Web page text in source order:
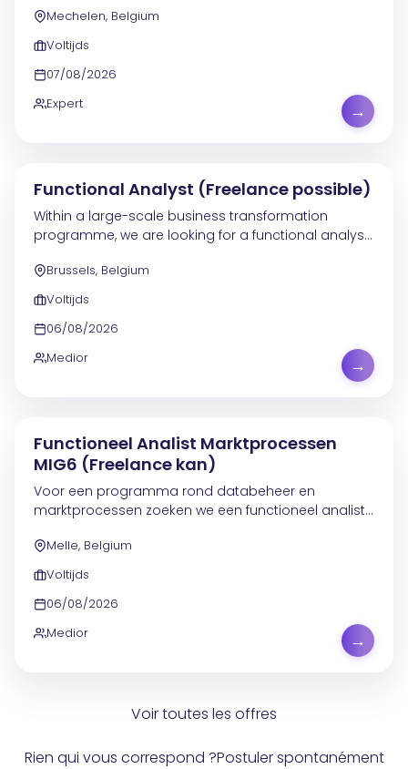
softwareoplossingen en levert performante,
kwalitatieve code op. Je...
Mechelen, Belgium
Voltijds
07/08/2026
Expert
→
Functional Analyst (Freelance possible)
Within a large-scale business transformation
programme, we are looking for a functional analyst
department of around 90 people and contribute to
the...
Brussels, Belgium
Voltijds
06/08/2026
Medior
→
Functioneel Analist Marktprocessen
MIG6 (Freelance kan)
Voor een programma rond databeheer en
marktprocessen zoeken we een functioneel analist
team. De projecten situeren zich vooral binnen
marktwerking,...
Melle, Belgium
Voltijds
06/08/2026
Medior
→
Voir toutes les offres
Rien qui vous correspond ?Postuler spontanément